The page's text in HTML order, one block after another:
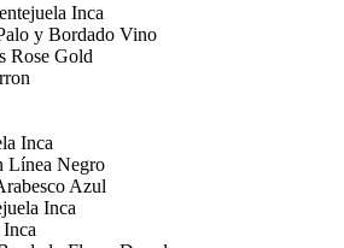
Inca
y Bordado Vino
Rose Gold
Inca
Línea Negro
Azul
Inca